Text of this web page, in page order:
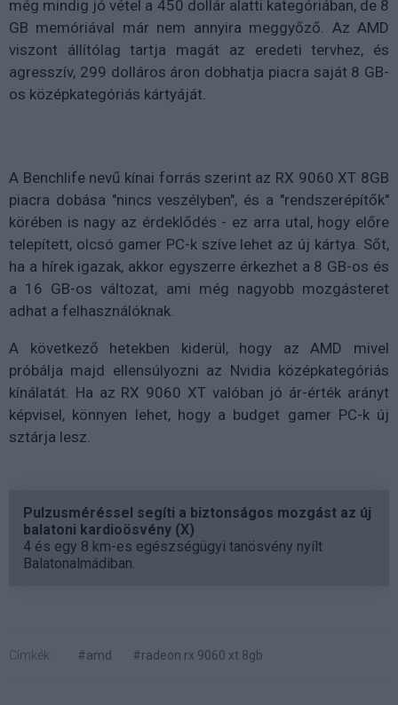
még mindig jó vétel a 450 dollár alatti kategóriában, de 8
GB memóriával már nem annyira meggyőző. Az AMD
viszont állítólag tartja magát az eredeti tervhez, és
agresszív, 299 dolláros áron dobhatja piacra saját 8 GB-
os középkategóriás kártyáját.
A Benchlife nevű kínai forrás szerint az RX 9060 XT 8GB
piacra dobása "nincs veszélyben", és a "rendszerépítők"
körében is nagy az érdeklődés - ez arra utal, hogy előre
telepített, olcsó gamer PC-k szíve lehet az új kártya. Sőt,
ha a hírek igazak, akkor egyszerre érkezhet a 8 GB-os és
a 16 GB-os változat, ami még nagyobb mozgásteret
adhat a felhasználóknak.
A következő hetekben kiderül, hogy az AMD mivel
próbálja majd ellensúlyozni az Nvidia középkategóriás
kínálatát. Ha az RX 9060 XT valóban jó ár-érték arányt
képvisel, könnyen lehet, hogy a budget gamer PC-k új
sztárja lesz.
Pulzusméréssel segíti a biztonságos mozgást az új
balatoni kardioösvény (X)
4 és egy 8 km-es egészségügyi tanösvény nyílt
Balatonalmádiban.
Címkék: #amd #radeon rx 9060 xt 8gb